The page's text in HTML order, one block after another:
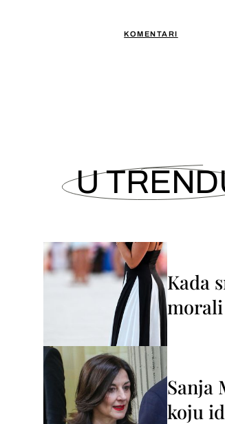
KOMENTARI
U
Kada
morali
Sanja
koju